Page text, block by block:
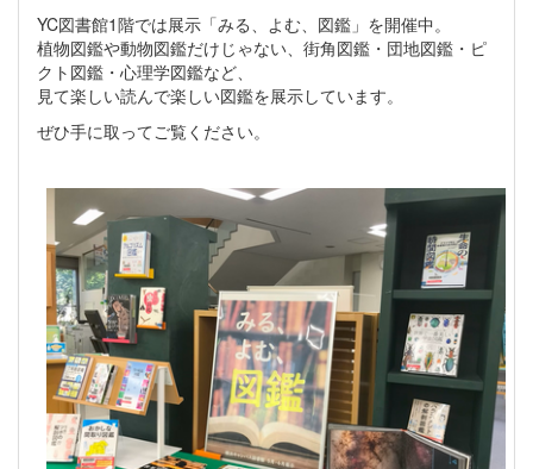
YC図書館1階では展示「みる、よむ、図鑑」を開催中。
植物図鑑や動物図鑑だけじゃない、街角図鑑・団地図鑑・ピ
クト図鑑・心理学図鑑など、
見て楽しい読んで楽しい図鑑を展示しています。
ぜひ手に取ってご覧ください。